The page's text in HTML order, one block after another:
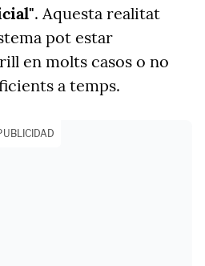
. Aquesta realitat
pot estar
en molts casos o no
a temps.